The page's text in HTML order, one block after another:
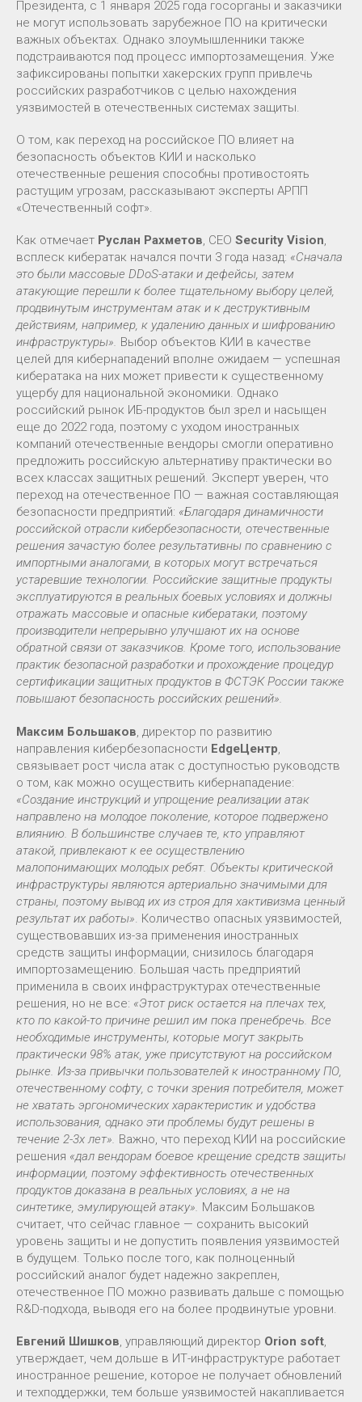
Президента, с 1 января 2025 года госорганы и заказчики
не могут использовать зарубежное ПО на критически
важных объектах. Однако злоумышленники также
подстраиваются под процесс импортозамещения. Уже
зафиксированы попытки хакерских групп привлечь
российских разработчиков с целью нахождения
уязвимостей в отечественных системах защиты.
О том, как переход на российское ПО влияет на
безопасность объектов КИИ и насколько
отечественные решения способны противостоять
растущим угрозам, рассказывают эксперты АРПП
«Отечественный софт».
Как отмечает Руслан Рахметов, СЕО Sеcurity Vision,
всплеск кибератак начался почти 3 года назад: «Сначала
это были массовые DDoS-атаки и дефейсы, затем
атакующие перешли к более тщательному выбору целей,
продвинутым инструментам атак и к деструктивным
действиям, например, к удалению данных и шифрованию
инфраструктуры». Выбор объектов КИИ в качестве
целей для кибернападений вполне ожидаем — успешная
кибератака на них может привести к существенному
ущербу для национальной экономики. Однако
российский рынок ИБ-продуктов был зрел и насыщен
еще до 2022 года, поэтому с уходом иностранных
компаний отечественные вендоры смогли оперативно
предложить российскую альтернативу практически во
всех классах защитных решений. Эксперт уверен, что
переход на отечественное ПО — важная составляющая
безопасности предприятий: «Благодаря динамичности
российской отрасли кибербезопасности, отечественные
решения зачастую более результативны по сравнению с
импортными аналогами, в которых могут встречаться
устаревшие технологии. Российские защитные продукты
эксплуатируются в реальных боевых условиях и должны
отражать массовые и опасные кибератаки, поэтому
производители непрерывно улучшают их на основе
обратной связи от заказчиков. Кроме того, использование
практик безопасной разработки и прохождение процедур
сертификации защитных продуктов в ФСТЭК России также
повышают безопасность российских решений».
Максим Большаков , директор по развитию
направления кибербезопасности EdgeЦентр
связывает рост числа атак с доступностью руководств
о том, как можно осуществить кибернападение:
«Создание инструкций и упрощение реализации атак
направлено на молодое поколение, которое подвержено
влиянию. В большинстве случаев те, кто управляют
атакой, привлекают к ее осуществлению
малопонимающих молодых ребят. Объекты критической
инфраструктуры являются артериально значимыми для
страны, поэтому вывод их из строя для хактивизма ценный
результат их работы» . Количество опасных уязвимостей,
существовавших из-за применения иностранных
средств защиты информации, снизилось благодаря
импортозамещению. Большая часть предприятий
применила в своих инфраструктурах отечественные
решения, но не все: «Этот риск остается на плечах тех,
кто по какой-то причине решил им пока пренебречь. Все
необходимые инструменты, которые могут закрыть
практически 98% атак, уже присутствуют на российском
рынке. Из-за привычки пользователей к иностранному ПО,
отечественному софту, с точки зрения потребителя, может
не хватать эргономических характеристик и удобства
использования, однако эти проблемы будут решены в
течение 2-3х лет». Важно, что переход КИИ на российские
решения «дал вендорам боевое крещение средств защиты
информации, поэтому эффективность отечественных
продуктов доказана в реальных условиях, а не на
синтетике, эмулирующей атаку». Максим Большаков
считает, что сейчас главное — сохранить высокий
уровень защиты и не допустить появления уязвимостей
в будущем. Только после того, как полноценный
российский аналог будет надежно закреплен,
отечественное ПО можно развивать дальше с помощью
R&D-подхода, выводя его на более продвинутые уровни.
Евгений Шишков, управляющий директор Orion soft,
утверждает, чем дольше в ИТ-инфраструктуре работает
иностранное решение, которое не получает обновлений
и техподдержки, тем больше уязвимостей накапливается